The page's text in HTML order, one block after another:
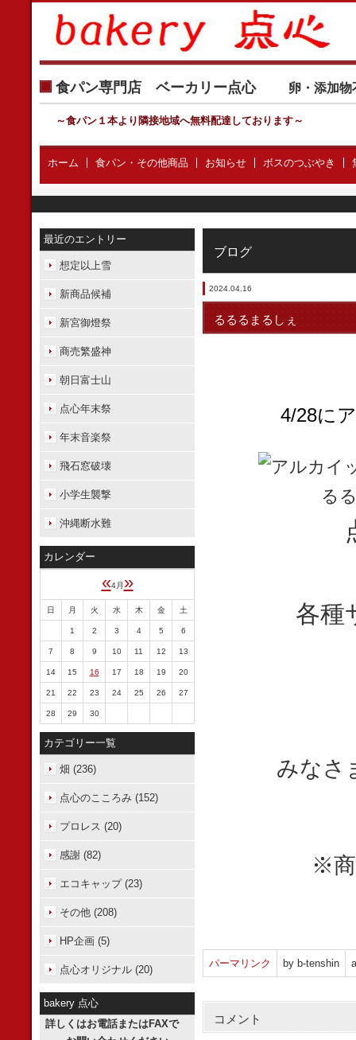
食パン専門店 ベーカリー点心 卵・添加
～食パン１本より隣接地域へ無料配達しております～
ホーム 食パン・その他商品 お知らせ ボスのつぶやき
ブログ
2024.04.16
るるるまるしぇ
4/28に
各種
みなさ
※商
パーマリンク by b-tenshin
コメント
最近のエントリー
想定以上雪
新商品候補
新宮御燈祭
商売繁盛神
朝日富士山
点心年末祭
年末音楽祭
飛石窓破壊
小学生襲撃
沖縄断水難
カレンダー
«4月 »
日 月 火 水 木 金 土
1 2 3 4 5 6
7 8 9 10 11 12 13
14 15 16 17 18 19 20
21 22 23 24 25 26 27
28 29 30
カテゴリー一覧
畑 (236)
点心のこころみ (152)
プロレス (20)
感謝 (82)
エコキャップ (23)
その他 (208)
HP企画 (5)
点心オリジナル (20)
bakery 点心
詳しくはお電話またはFAXで